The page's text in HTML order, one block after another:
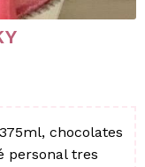
chocolates
personal tres